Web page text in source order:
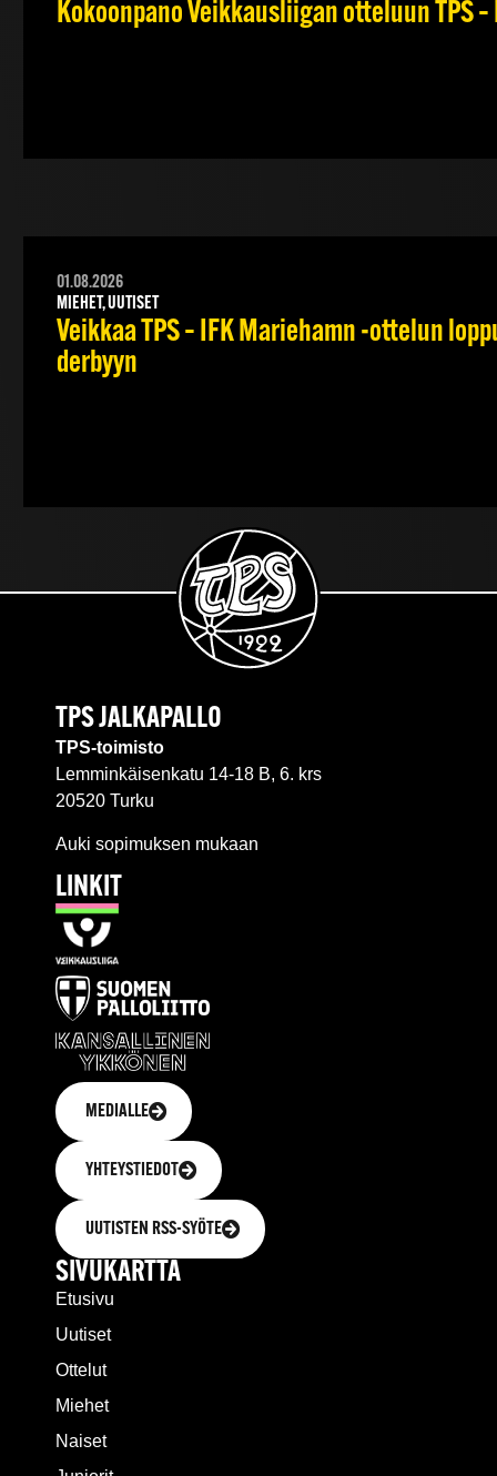
Kokoonpano Veikkausliigan otteluun TPS
01.08.2026
MIEHET, UUTISET
Veikkaa TPS – IFK Mariehamn -ottelun
derbyyn
TPS JALKAPALLO
TPS-toimisto
Lemminkäisenkatu 14-18 B, 6. krs
20520 Turku
Auki sopimuksen mukaan
LINKIT
MEDIALLE
YHTEYSTIEDOT
UUTISTEN RSS-SYÖTE
SIVUKARTTA
Etusivu
Uutiset
Ottelut
Miehet
Naiset